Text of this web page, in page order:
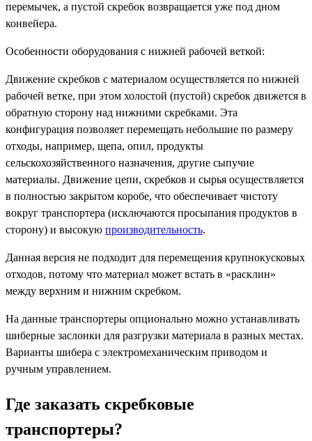
перемычек, а пустой скребок возвращается уже под дном
конвейера.
Особенности оборудования с нижней рабочей веткой:
Движение скребков с материалом осуществляется по нижней
рабочей ветке, при этом холостой (пустой) скребок движется в
обратную сторону над нижними скребками. Эта
конфигурация позволяет перемещать небольшие по размеру
отходы, например, щепа, опил, продукты
сельскохозяйственного назначения, другие сыпучие
материалы. Движение цепи, скребков и сырья осуществляется
в полностью закрытом коробе, что обеспечивает чистоту
вокруг транспортера (исключаются просыпания продуктов в
сторону) и высокую производительность.
Данная версия не подходит для перемещения крупнокусковых
отходов, потому что материал может встать в «расклин»
между верхним и нижним скребком.
На данные транспортеры опционально можно устанавливать
шиберные заслонки для разгрузки материала в разных местах.
Варианты шибера с электромеханическим приводом и
ручным управлением.
Где заказать скребковые
транспортеры?